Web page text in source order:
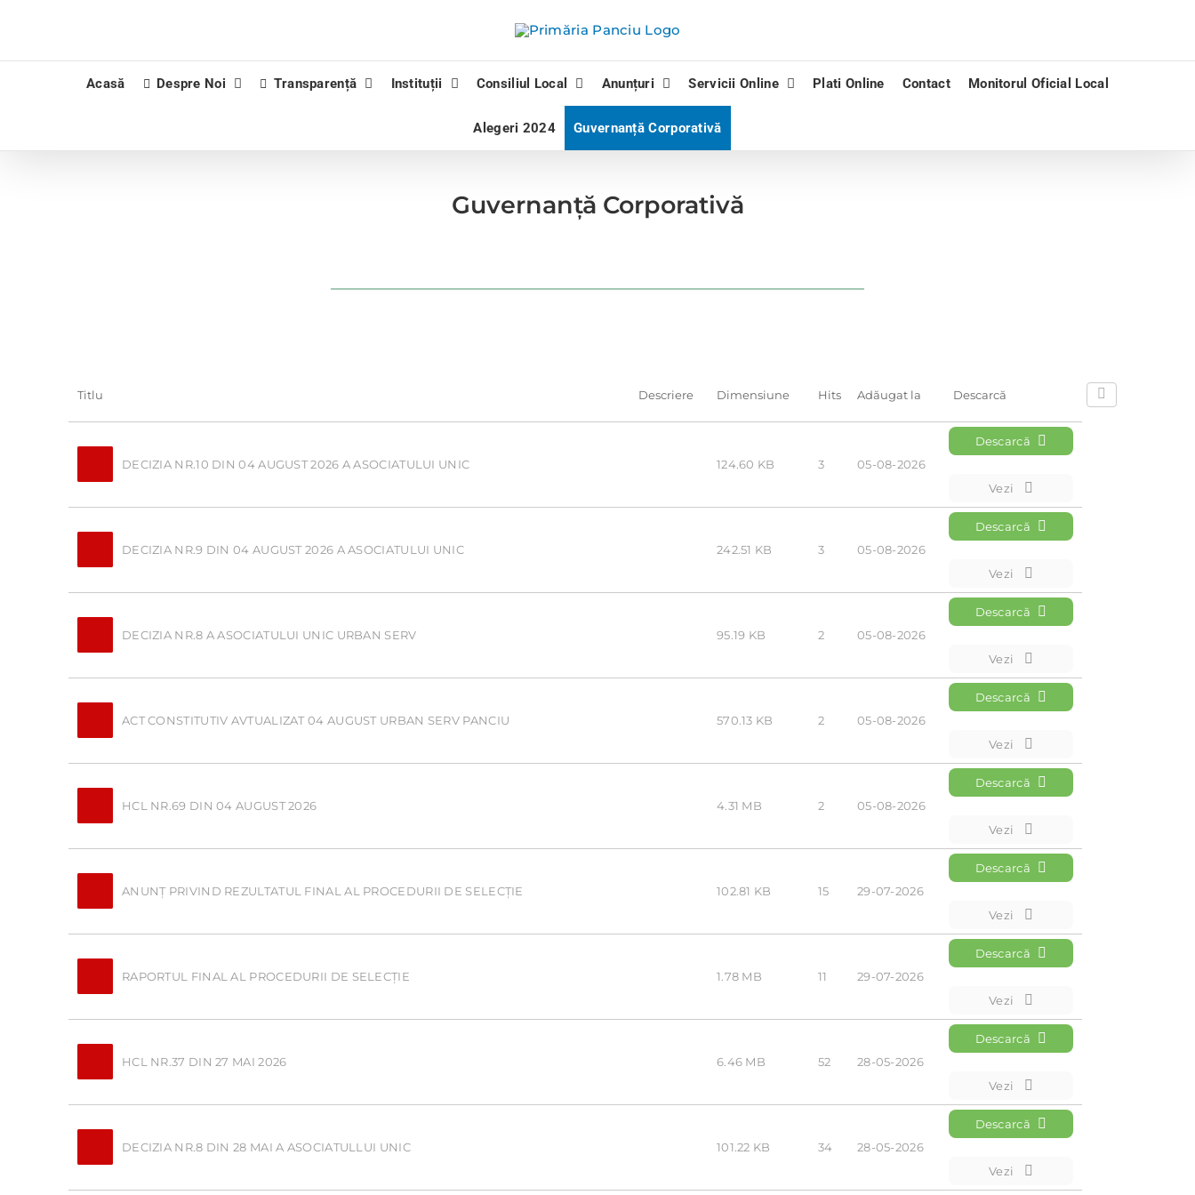
content
Acasă Despre Noi Transparență Instituții Consiliul Local Anunțuri Servicii Online Plati Online Contact Monitorul Oficial Local
Alegeri 2024 Guvernanță Corporativă
Guvernanță Corporativă
Titlu Descriere Dimensiune Hits Adăugat la Descarcă
DECIZIA NR.10 DIN 04 AUGUST 2026 A ASOCIATULUI UNIC 124.60 KB 3 05-08-2026
Descarcă
Vezi
DECIZIA NR.9 DIN 04 AUGUST 2026 A ASOCIATULUI UNIC 242.51 KB 3 05-08-2026
Descarcă
Vezi
DECIZIA NR.8 A ASOCIATULUI UNIC URBAN SERV 95.19 KB 2 05-08-2026
Descarcă
Vezi
ACT CONSTITUTIV AVTUALIZAT 04 AUGUST URBAN SERV PANCIU 570.13 KB 2 05-08-2026
Descarcă
Vezi
HCL NR.69 DIN 04 AUGUST 2026 4.31 MB 2 05-08-2026
Descarcă
Vezi
ANUNȚ PRIVIND REZULTATUL FINAL AL PROCEDURII DE SELECȚIE 102.81 KB 15 29-07-2026
Descarcă
Vezi
RAPORTUL FINAL AL PROCEDURII DE SELECȚIE 1.78 MB 11 29-07-2026
Descarcă
Vezi
HCL NR.37 DIN 27 MAI 2026 6.46 MB 52 28-05-2026
Descarcă
Vezi
DECIZIA NR.8 DIN 28 MAI A ASOCIATULLUI UNIC 101.22 KB 34 28-05-2026
Descarcă
Vezi